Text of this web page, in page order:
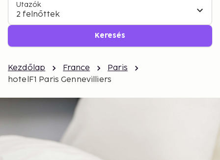
Utazók
2 felnőttek
Keresés
Kezdőlap France
Paris
hotelF1 Paris Gennevilliers